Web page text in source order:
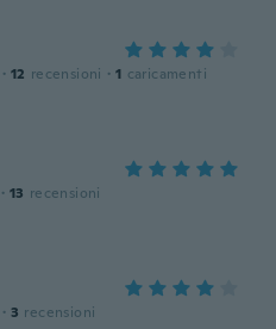
· 12 recensioni · 1 caricamenti
· 13 recensioni
· 3 recensioni